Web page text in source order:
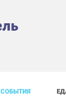
СОБЫТИЯ